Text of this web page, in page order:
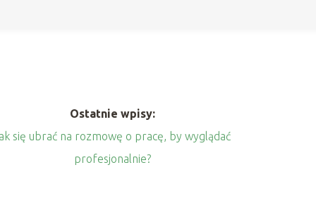
Ostatnie wpisy:
się ubrać na rozmowę o pracę, by wyglądać
profesjonalnie?